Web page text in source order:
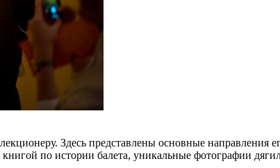
Здесь представлены основные направления
по истории балета, уникальные фотографии